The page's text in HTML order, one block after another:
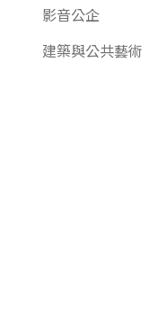
影音公企
建築與公共藝術